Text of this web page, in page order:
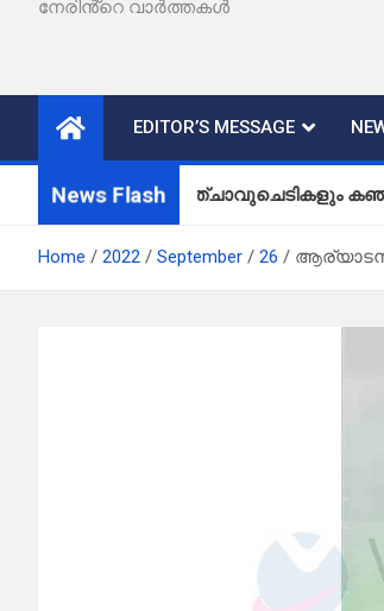
നേരിൻ്റെ വാർത്തകൾ
EDITOR’S MESSAGE
News Flash
കഞ്ചാവുചെടികളും കഞ്ചാവും
Home 2022 September 26 ആര്യാടന്‍